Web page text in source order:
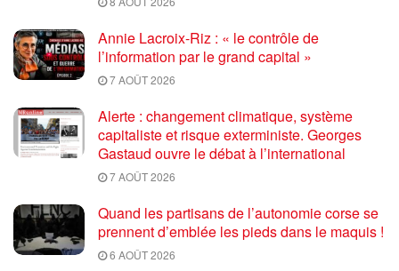
Annie Lacroix-Riz : « le contrôle de
l’information par le grand capital »
7 AOÛT 2026
Alerte : changement climatique, système
capitaliste et risque exterministe. Georges
Gastaud ouvre le débat à l’international
7 AOÛT 2026
Quand les partisans de l’autonomie corse se
prennent d’emblée les pieds dans le maquis !
6 AOÛT 2026